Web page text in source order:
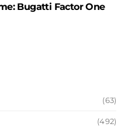
Bugatti Factor One
(63)
(492)